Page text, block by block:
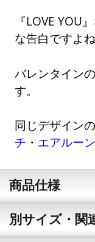
『LOVE YOU
な告白ですよね
バレンタイン
す。
同じデザイン
チ ・ エアルー
商品仕様
別サイズ・関